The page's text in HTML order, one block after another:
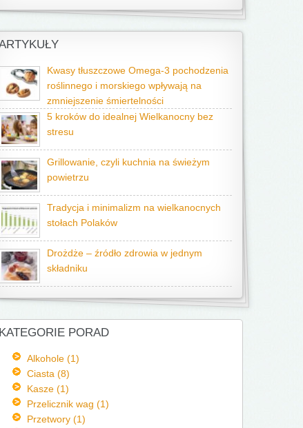
Kwasy tłuszczowe Omega-3 pochodzenia
roślinnego i morskiego wpływają na
zmniejszenie śmiertelności
5 kroków do idealnej Wielkanocny bez
stresu
Grillowanie, czyli kuchnia na świeżym
powietrzu
Tradycja i minimalizm na wielkanocnych
stołach Polaków
Drożdże – źródło zdrowia w jednym
składniku
KATEGORIE PORAD
Alkohole (1)
Ciasta (8)
Kasze (1)
Przelicznik wag (1)
Przetwory (1)